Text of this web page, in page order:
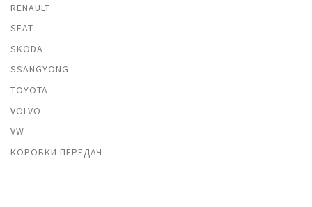
RENAULT
SEAT
SKODA
SSANGYONG
TOYOTA
VOLVO
VW
КОРОБКИ ПЕРЕДАЧ